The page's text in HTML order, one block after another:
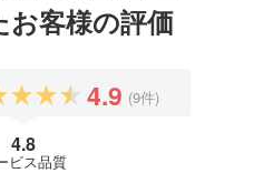
客様の評価
4.9 (9件)
4.8
ビス品質